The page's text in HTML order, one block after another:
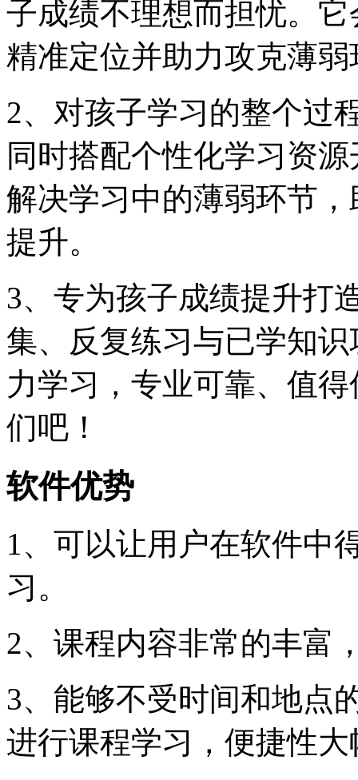
子成绩不理想而担忧。
精准定位并助力攻克薄弱
2、对孩子学习的整个过
同时搭配个性化学习资
解决学习中的薄弱环节
提升。
3、专为孩子成绩提升打
集、反复练习与已学知
力学习，专业可靠、值
们吧！
软件优势
1、可以让用户在软件中
习。
2、课程内容非常的丰富
3、能够不受时间和地点
进行课程学习，便捷性